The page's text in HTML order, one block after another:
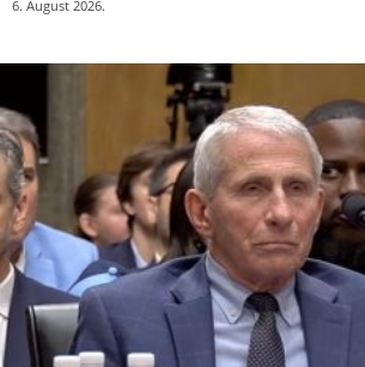
6. August 2026.